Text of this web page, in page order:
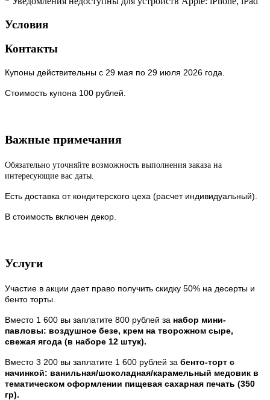
Условия
Контакты
Купоны действительны c 29 мая по 29 июля 2026 года.
Стоимость купона 100 рублей.
Важные примечания
Обязательно уточняйте возможность выполнения заказа на
интересующие вас даты.
Есть доставка от кондитерского цеха (расчет индивидуальный).
В стоимость включен декор.
Услуги
Участие в акции дает право получить скидку 50% на десерты и
бенто торты.
Вместо 1 600 вы заплатите 800 рублей за набор мини-
павловы: воздушное безе, крем на творожном сыре,
свежая ягода (в наборе 12 штук).
Вместо 3 200 вы заплатите 1 600 рублей за бенто-торт с
начинкой: ванильная/шоколадная/карамельный медовик в
тематическом оформлении пищевая сахарная печать (350
гр).